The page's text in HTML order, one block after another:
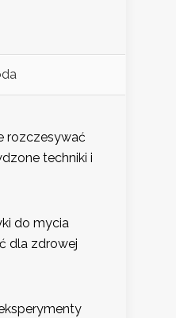
rozczesywać
techniki i
do mycia
dla zdrowej